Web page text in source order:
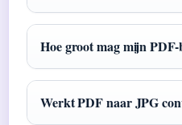
Hoe groot mag mijn
Werkt PDF naar JPG